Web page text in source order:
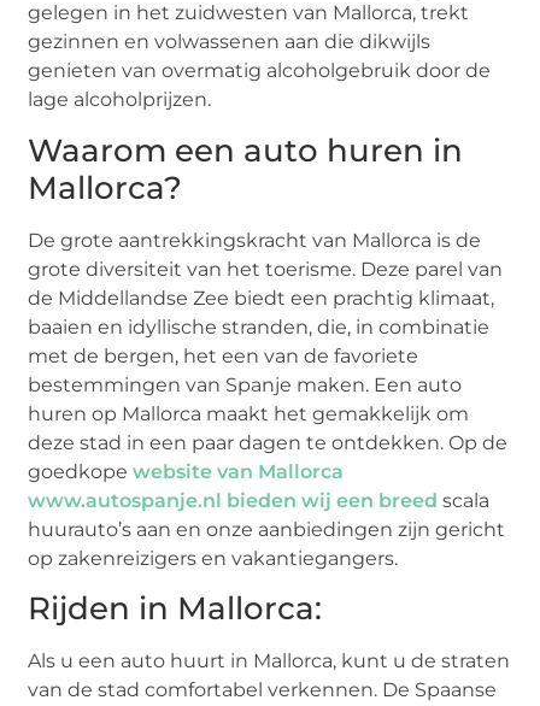
gelegen in het zuidwesten van Mallorca, trekt
gezinnen en volwassenen aan die dikwijls
genieten van overmatig alcoholgebruik door de
lage alcoholprijzen.
Waarom een auto huren in
Mallorca?
De grote aantrekkingskracht van Mallorca is de
grote diversiteit van het toerisme. Deze parel van
de Middellandse Zee biedt een prachtig klimaat,
baaien en idyllische stranden, die, in combinatie
met de bergen, het een van de favoriete
bestemmingen van Spanje maken. Een auto
huren op Mallorca maakt het gemakkelijk om
deze stad in een paar dagen te ontdekken. Op de
goedkopewebsite van Mallorca
www.autospanje.nl bieden wij een breed scala
huurauto’s aan en onze aanbiedingen zijn gericht
op zakenreizigers en vakantiegangers.
Rijden in Mallorca:
Als u een auto huurt in Mallorca, kunt u de straten
van de stad comfortabel verkennen. De Spaanse